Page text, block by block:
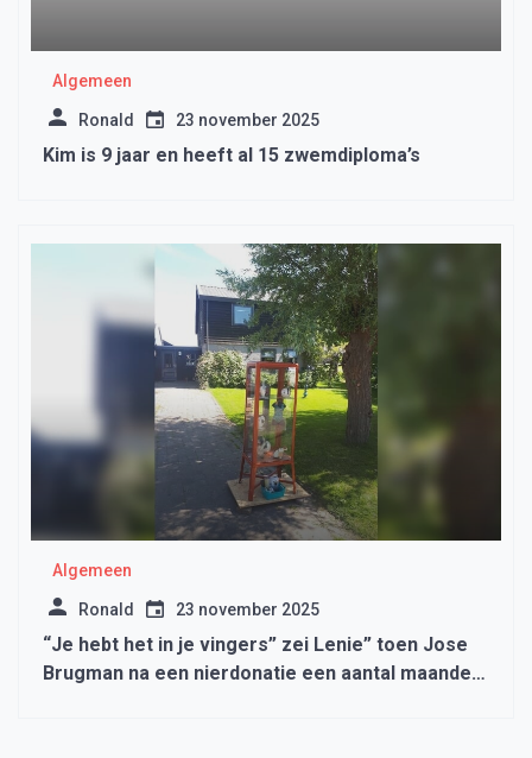
Algemeen
Ronald 23 november 2025
Kim is 9 jaar en heeft al 15 zwemdiploma’s
Algemeen
Ronald 23 november 2025
“Je hebt het in je vingers” zei Lenie” toen Jose
Brugman na een nierdonatie een aantal maanden